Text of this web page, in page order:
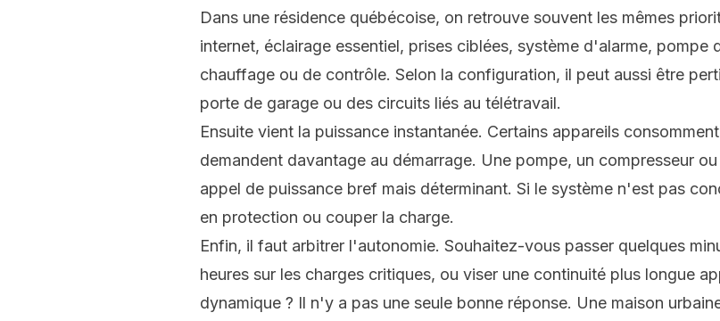
Dans une résidence québécoise, on retrouve souvent les mêmes
internet, éclairage essentiel, prises ciblées, système d'alarme, pompe
chauffage ou de contrôle. Selon la configuration, il peut aussi être
porte de garage ou des circuits liés au télétravail.
Ensuite vient la puissance instantanée. Certains appareils
demandent davantage au démarrage. Une pompe, un compresseur
appel de puissance bref mais déterminant. Si le système n'est pas
en protection ou couper la charge.
Enfin, il faut arbitrer l'autonomie. Souhaitez-vous passer quelques
heures sur les charges critiques, ou viser une continuité plus longue
dynamique ? Il n'y a pas une seule bonne réponse. Une maison